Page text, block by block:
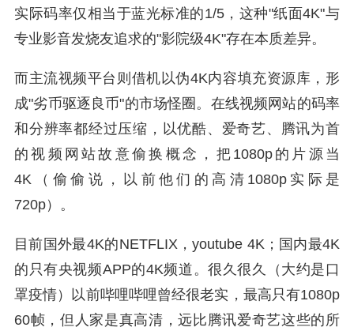
实际码率仅相当于蓝光标准的1/5，这种"纸面4K"与
专业影音发烧友追求的"影院级4K"存在本质差异。
而主流视频平台则借机以伪4K内容填充资源库，形
成"劣币驱逐良币"的市场怪圈。在线视频网站的码率
和分辨率都经过压缩，以优酷、爱奇艺、腾讯为首
的视频网站故意偷换概念，把1080p的片源当
4K（偷偷说，以前他们的高清1080p实际是
720p）。
目前国外最4K的NETFLIX，youtube 4K；国内最4K
的只有央视频APP的4K频道。很久很久（大约是口
罩疫情）以前哔哩哔哩曾经很老实，最高只有1080p
60帧，但人家是真高清，远比腾讯爱奇艺这些的所